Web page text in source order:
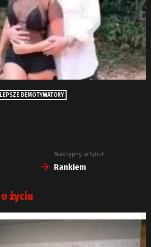
DEMOTYWATORY
Następny artykuł
Rankiem
życiu